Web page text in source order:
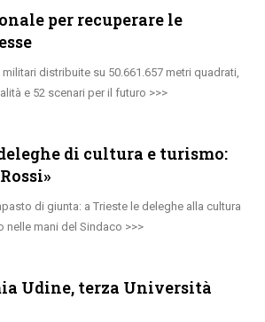
per recuperare le
distribuite su 50.661.657 metri quadrati,
e 52 scenari per il futuro
di cultura e turismo:
di giunta: a Trieste le deleghe alla cultura
nelle mani del Sindaco
Udine, terza Università